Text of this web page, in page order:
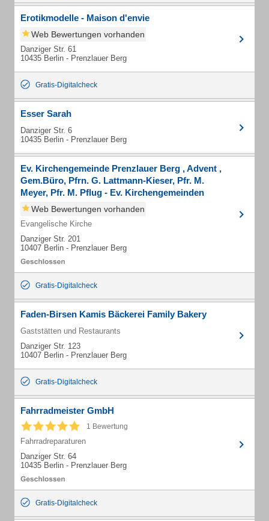
Erotikmodelle - Maison d'envie
Web Bewertungen vorhanden
Danziger Str. 61
10435 Berlin - Prenzlauer Berg
Gratis-Digitalcheck
Esser Sarah
Danziger Str. 6
10435 Berlin - Prenzlauer Berg
Ev. Kirchengemeinde Prenzlauer Berg , Advent ,
Gem.Büro, Pfrn. G. Lattmann-Kieser, Pfr. M.
Meyer, Pfr. M. Pflug - Ev. Kirchengemeinden
Prenzlauer Berg Advent
Web Bewertungen vorhanden
Evangelische Kirche
Danziger Str. 201
10407 Berlin - Prenzlauer Berg
Gratis-Digitalcheck
Faden-Birsen Kamis Bäckerei Family Bakery
Gaststätten und Restaurants
Danziger Str. 123
10407 Berlin - Prenzlauer Berg
Gratis-Digitalcheck
Fahrradmeister GmbH
1 Bewertung
Fahrradreparaturen
Danziger Str. 64
10435 Berlin - Prenzlauer Berg
Gratis-Digitalcheck